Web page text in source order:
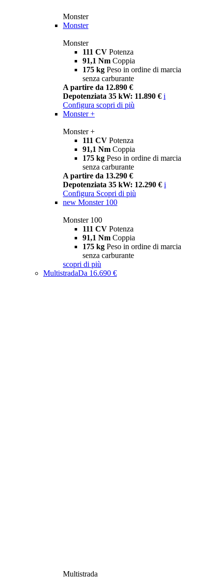
Monster
Monster
Monster
111 CV Potenza
91,1 Nm Coppia
175 kg Peso in ordine di marcia
senza carburante
A partire da 12.890 €
Depotenziata 35 kW: 11.890 € i
Configura scopri di più
Monster +
Monster +
111 CV Potenza
91,1 Nm Coppia
175 kg Peso in ordine di marcia
senza carburante
A partire da 13.290 €
Depotenziata 35 kW: 12.290 € i
Configura Scopri di più
new Monster 100
Monster 100
111 CV Potenza
91,1 Nm Coppia
175 kg Peso in ordine di marcia
senza carburante
scopri di più
MultistradaDa 16.690 €
Multistrada